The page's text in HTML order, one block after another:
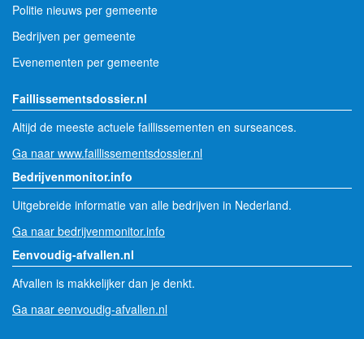
Politie nieuws per gemeente
Bedrijven per gemeente
Evenementen per gemeente
Faillissementsdossier.nl
Altijd de meeste actuele faillissementen en surseances.
Ga naar www.faillissementsdossier.nl
Bedrijvenmonitor.info
Uitgebreide informatie van alle bedrijven in Nederland.
Ga naar bedrijvenmonitor.info
Eenvoudig-afvallen.nl
Afvallen is makkelijker dan je denkt.
Ga naar eenvoudig-afvallen.nl